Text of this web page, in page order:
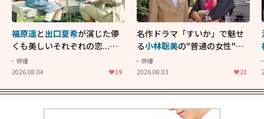
福原遥と出口夏希が演じた儚
くも美しいそれぞれの恋...生
きることの尊さを教えてくれ
た映画「あの花が咲く丘で、
俳優
2026.08.04
19
名作ドラマ「すいか」で魅せ
る小林聡美の"普通の女性"が
大人に刺さる...映画「かもめ
食堂」にも通じる静かな芝居
俳優
2026.08.03
21